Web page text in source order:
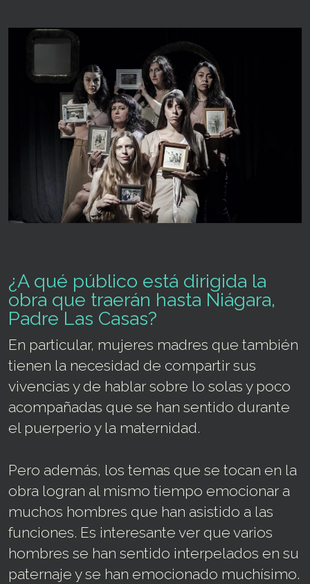
¿A qué público está dirigida la
obra que traerán hasta Niágara,
Padre Las Casas?
En particular, mujeres madres que también
tienen la necesidad de compartir sus
vivencias y de hablar sobre lo solas y poco
acompañadas que se han sentido durante
el puerperio y la maternidad.
Pero además, los temas que se tocan en la
obra logran al mismo tiempo emocionar a
muchos hombres que han asistido a las
funciones. Es interesante ver que varios
hombres se han sentido interpelados en su
paternaje y se han emocionado muchísimo.